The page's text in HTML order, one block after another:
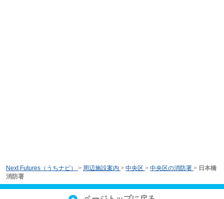
Next Futures（うちナビ） > 周辺施設案内 > 中央区 > 中央区の消防署 > 日本橋
消防署